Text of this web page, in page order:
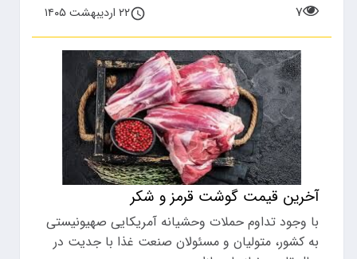
۷
۲۲ اردیبهشت ۱۴۰۵
آخرین قیمت گوشت قرمز و شکر
با وجود تداوم حملات وحشیانه آمریکایی صهیونیستی
به کشور، متولیان و مسئولان صنعت غذا با جدیت در